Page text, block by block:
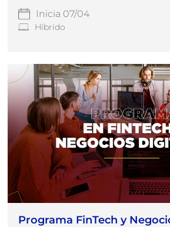
Inicia 07/04
Híbrido
Programa FinTech y